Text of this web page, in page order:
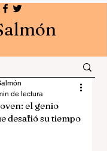
el genio
desafió su tiempo
de lectura